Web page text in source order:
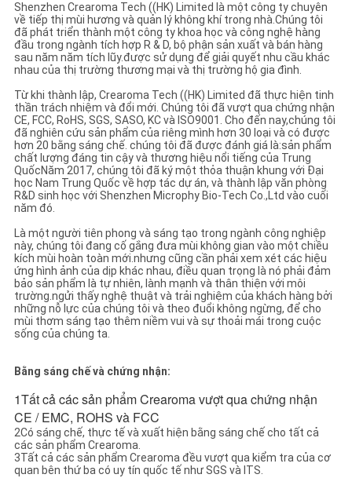
Shenzhen Crearoma Tech ((HK) Limited là một công ty chuyên
về tiếp thị mùi hương và quản lý không khí trong nhà.Chúng tôi
đã phát triển thành một công ty khoa học và công nghệ hàng
đầu trong ngành tích hợp R & D, bộ phận sản xuất và bán hàng
sau năm năm tích lũy.được sử dụng để giải quyết nhu cầu khác
nhau của thị trường thương mại và thị trường hộ gia đình.
Từ khi thành lập, Crearoma Tech ((HK) Limited đã thực hiện tinh
thần trách nhiệm và đổi mới. Chúng tôi đã vượt qua chứng nhận
CE, FCC, RoHS, SGS, SASO, KC và ISO9001. Cho đến nay,chúng tôi
đã nghiên cứu sản phẩm của riêng mình hơn 30 loại và có được
hơn 20 bằng sáng chế. chúng tôi đã được đánh giá là:sản phẩm
chất lượng đáng tin cậy và thương hiệu nổi tiếng của Trung
QuốcNăm 2017, chúng tôi đã ký một thỏa thuận khung với Đại
học Nam Trung Quốc về hợp tác dự án, và thành lập văn phòng
R&D sinh học với Shenzhen Microphy Bio-Tech Co.,Ltd vào cuối
năm đó.
Là một người tiên phong và sáng tạo trong ngành công nghiệp
này, chúng tôi đang cố gắng đưa mùi không gian vào một chiều
kích mùi hoàn toàn mới.nhưng cũng cần phải xem xét các hiệu
ứng hình ảnh của dịp khác nhau, điều quan trọng là nó phải đảm
bảo sản phẩm là tự nhiên, lành mạnh và thân thiện với môi
trường.ngửi thấy nghệ thuật và trải nghiệm của khách hàng bởi
những nỗ lực của chúng tôi và theo đuổi không ngừng, để cho
mùi thơm sáng tạo thêm niềm vui và sự thoải mái trong cuộc
sống của chúng ta.
Bằng sáng chế và chứng nhận:
1Tất cả các sản phẩm Crearoma vượt qua chứng nhận
CE / EMC, ROHS và FCC
2Có sáng chế, thực tế và xuất hiện bằng sáng chế cho tất cả
các sản phẩm Crearoma.
3Tất cả các sản phẩm Crearoma đều vượt qua kiểm tra của cơ
quan bên thứ ba có uy tín quốc tế như SGS và ITS.